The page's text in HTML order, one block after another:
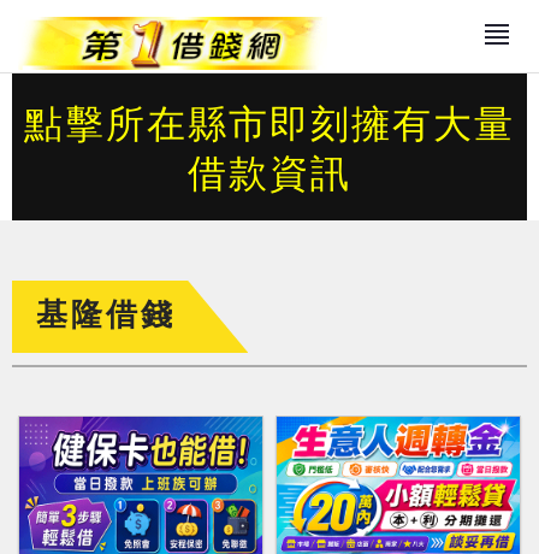
點擊所在縣市即刻擁有大量
借款資訊
基隆借錢